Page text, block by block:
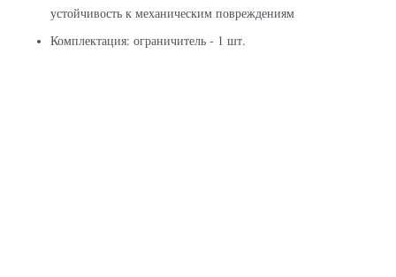
устойчивость к механическим повреждениям
Комплектация: ограничитель - 1 шт.